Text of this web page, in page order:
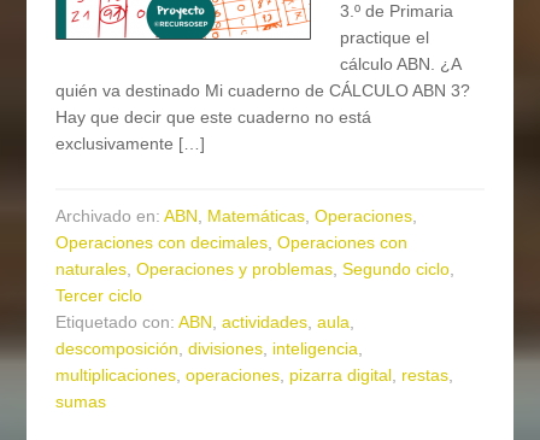
3.º de Primaria
practique el
cálculo ABN. ¿A
quién va destinado Mi cuaderno de CÁLCULO ABN 3?
Hay que decir que este cuaderno no está
exclusivamente […]
Archivado en:ABN, Matemáticas,Operaciones,
Operaciones con decimales,Operaciones con
naturales,Operaciones y problemas,Segundo ciclo,
Tercer ciclo
Etiquetado con:ABN,actividades,aula,
descomposición,divisiones, inteligencia,
multiplicaciones,operaciones, pizarra digital, restas,
sumas